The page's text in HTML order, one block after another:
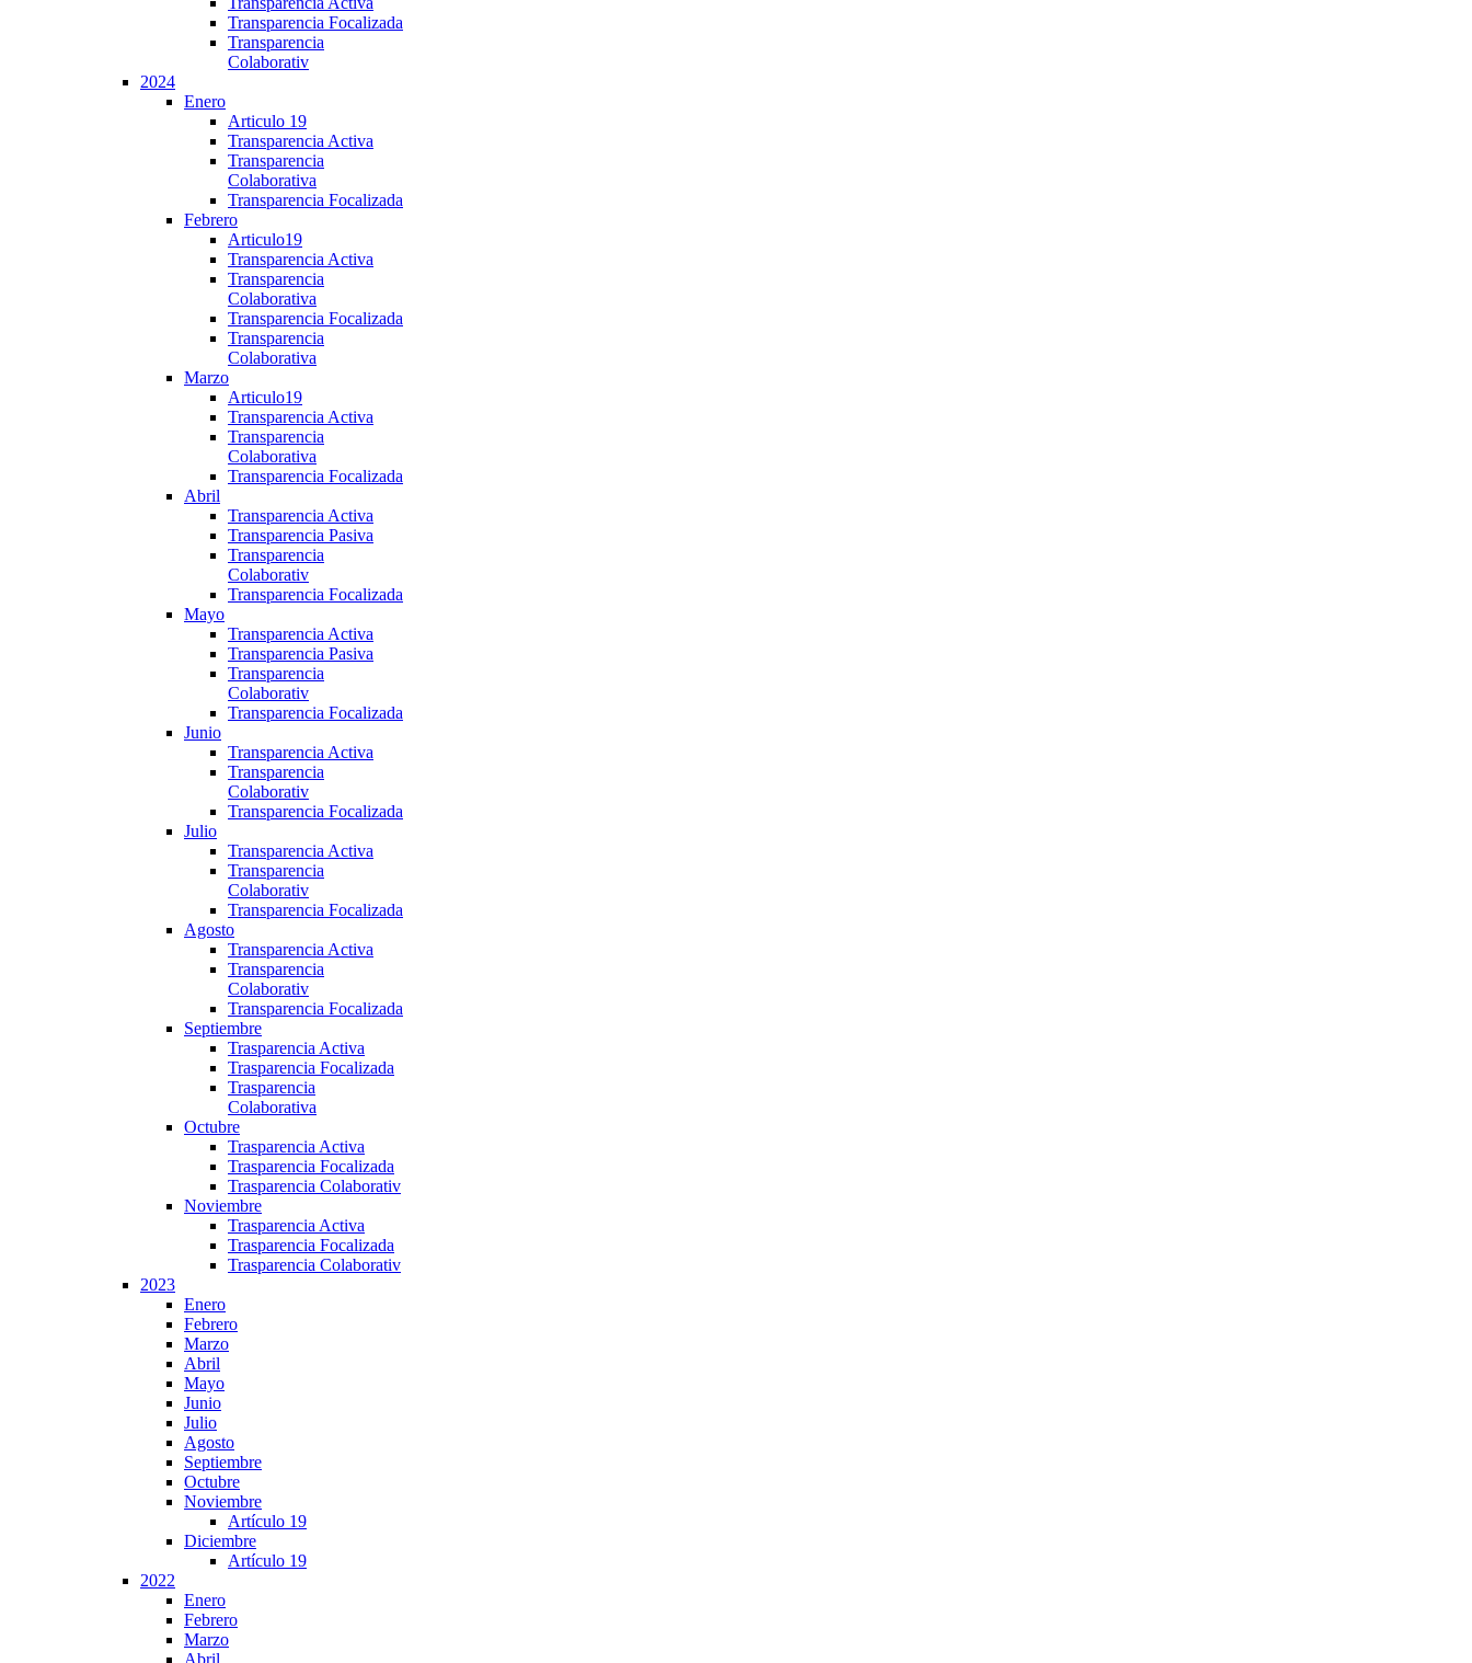
Transparencia Focalizada
Transparencia
Colaborativ
2024
Enero
Articulo 19
Transparencia Activa
Transparencia
Colaborativa
Transparencia Focalizada
Febrero
Articulo19
Transparencia Activa
Transparencia
Colaborativa
Transparencia Focalizada
Transparencia
Colaborativa
Marzo
Articulo19
Transparencia Activa
Transparencia
Colaborativa
Transparencia Focalizada
Abril
Transparencia Activa
Transparencia Pasiva
Transparencia
Colaborativ
Transparencia Focalizada
Mayo
Transparencia Activa
Transparencia Pasiva
Transparencia
Colaborativ
Transparencia Focalizada
Junio
Transparencia Activa
Transparencia
Colaborativ
Transparencia Focalizada
Julio
Transparencia Activa
Transparencia
Colaborativ
Transparencia Focalizada
Agosto
Transparencia Activa
Transparencia
Colaborativ
Transparencia Focalizada
Septiembre
Trasparencia Activa
Trasparencia Focalizada
Trasparencia
Colaborativa
Octubre
Trasparencia Activa
Trasparencia Focalizada
Trasparencia Colaborativ
Noviembre
Trasparencia Activa
Trasparencia Focalizada
Trasparencia Colaborativ
2023
Enero
Febrero
Marzo
Abril
Mayo
Junio
Julio
Agosto
Septiembre
Octubre
Noviembre
Artículo 19
Diciembre
Artículo 19
2022
Enero
Febrero
Marzo
Abril